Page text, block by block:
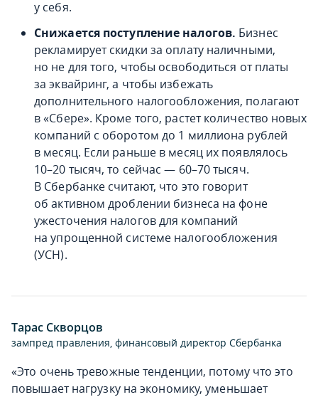
у себя.
Снижается поступление налогов. Бизнес
рекламирует скидки за оплату наличными,
но не для того, чтобы освободиться от платы
за эквайринг, а чтобы избежать
дополнительного налогообложения, полагают
в «Сбере». Кроме того, растет количество новых
компаний с оборотом до 1 миллиона рублей
в месяц. Если раньше в месяц их появлялось
10–20 тысяч, то сейчас — 60–70 тысяч.
В Сбербанке считают, что это говорит
об активном дроблении бизнеса на фоне
ужесточения налогов для компаний
на упрощенной системе налогообложения
(УСН).
Тарас Скворцов
зампред правления, финансовый директор Сбербанка
«Это очень тревожные тенденции, потому что это
повышает нагрузку на экономику, уменьшает